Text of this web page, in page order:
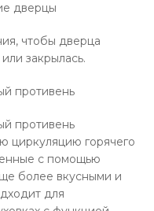
дверцы
чтобы дверца
закрылась.
противень
противень
циркуляцию горячего
с помощью
более вкусными и
для